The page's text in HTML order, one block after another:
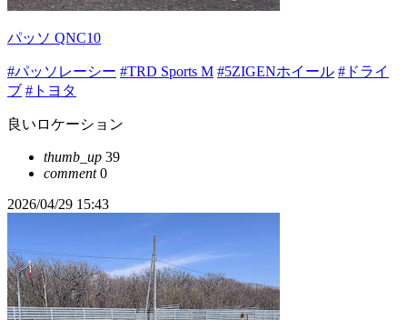
パッソ QNC10
#パッソレーシー #TRD Sports M #5ZIGENホイール #ドライ
ブ #トヨタ
良いロケーション
thumb_up 39
comment0
2026/04/29 15:43